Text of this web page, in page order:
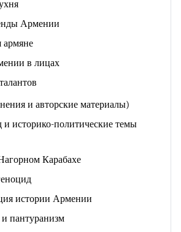
Армении
в лицах
и авторские материалы)
и историко-политические темы
Карабахе
истории Армении
пантуранизм